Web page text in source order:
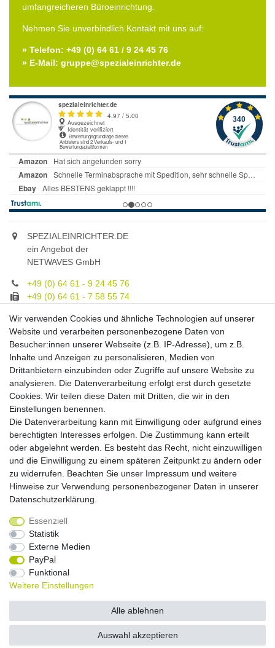
umfangreicheren Büroeinrichtung.
Nehmen Sie unverbindlich Kontakt mit uns auf:
» Telefon: +49 (0) 64 61 / 9 24 45 76
» E-Mail: gruppe@spezialeinrichter.de
SPEZIALEINRICHTER.DE
ein Angebot der
NETWAVES GmbH
+49 (0) 64 61 - 9 24 45 76
+49 (0) 64 61 - 7 58 55 74
Unsere Fachberatung:
Montag - Freitag, 9.00 - 21.00
Zahlungsmöglichkeiten
Versandkosten
Versandarten
Auslandsversand, Hochgebirgs- oder
Insellieferung
Widerrufs­recht
Daten­schutz­erklärung
Wir verwenden Cookies und ähnliche Technologien auf unserer
Website und verarbeiten personenbezogene Daten von
Besucher:innen unserer Webseite (z.B. IP-Adresse), um z.B.
Inhalte und Anzeigen zu personalisieren, Medien von
Drittanbietern einzubinden oder Zugriffe auf unsere Website zu
analysieren. Die Datenverarbeitung erfolgt erst durch gesetzte
Cookies. Wir teilen diese Daten mit Dritten, die wir in den
Einstellungen benennen.
Die Datenverarbeitung kann mit Einwilligung oder aufgrund eines
berechtigten Interesses erfolgen. Die Zustimmung kann erteilt
oder abgelehnt werden. Es besteht das Recht, nicht einzuwilligen
und die Einwilligung zu einem späteren Zeitpunkt zu ändern oder
zu widerrufen. Beachten Sie unser Impressum und weitere
Hinweise zur Verwendung personenbezogener Daten in unserer
Daten­schutz­erklärung
Essenziell
Statistik
Externe Medien
PayPal
Funktional
Weitere Einstellungen
Alle ablehnen
Auswahl akzeptieren